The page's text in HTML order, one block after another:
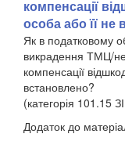
компенсації
особа або її не
Як в податковому
викрадення ТМЦ/
компенсації
встановлено?
(категорія 101.15
Додаток до